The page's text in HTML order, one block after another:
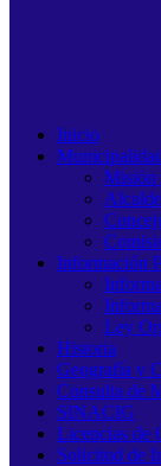
Inicio
Misión
Alcalde
Información
Ley
Historia
Geografía y
Consulta de
SINACIG
Licencias de
Solicitud de